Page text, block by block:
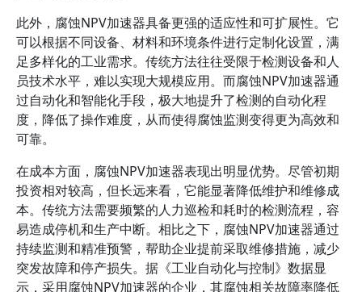
此外，腐蚀NPV加速器具备更强的适应性和可扩展性。它
可以根据不同设备、材料和环境条件进行定制化设置，满
足多样化的工业需求。传统方法往往受限于检测设备和人
员技术水平，难以实现大规模应用。而腐蚀NPV加速器通
过自动化和智能化手段，极大地提升了检测的自动化程
度，降低了操作难度，从而使得腐蚀监测变得更为高效和
可靠。
在成本方面，腐蚀NPV加速器表现出明显优势。尽管初期
投资相对较高，但长远来看，它能显著降低维护和维修成
本。传统方法需要频繁的人力巡检和耗时的检测流程，容
易造成停机和生产中断。相比之下，腐蚀NPV加速器通过
持续监测和精准预警，帮助企业提前采取维修措施，减少
突发故障和停产损失。据《工业自动化与控制》数据显
示，采用腐蚀NPV加速器的企业，其腐蚀相关故障率降低